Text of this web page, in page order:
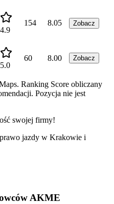
4.9
154 8.05 Zobacz
5.0
60 8.00 Zobacz
Ranking Score obliczany
Pozycja nie jest
swojej firmy!
prawo jazdy w Krakowie i
AKME